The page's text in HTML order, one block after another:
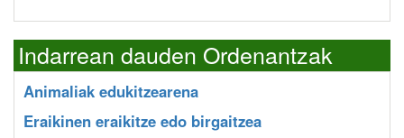
Indarrean dauden Ordenantzak
Animaliak edukitzearena
Eraikinen eraikitze edo birgaitzea